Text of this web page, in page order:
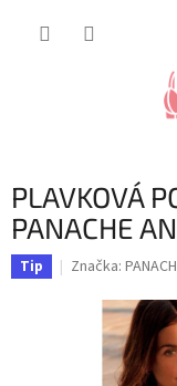
PLAVKOVÁ
PANACHE
Tip Značka: